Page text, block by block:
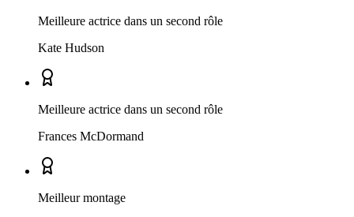
Meilleure actrice dans un second rôle
Kate Hudson
Meilleure actrice dans un second rôle
Frances McDormand
Meilleur montage